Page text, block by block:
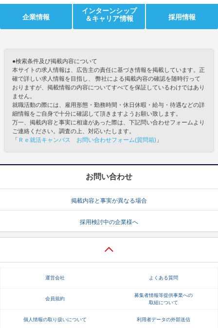
企業情報
インターンシップ
＆キャリア情報
採用情報
●検索条件及び掲載内容について
本サイトの求人情報は、広告主の責任に基づき情報を掲載しています。正
確で詳しい求人情報を目指し、 弊社による掲載内容の確認を随時行って
おりますが、掲載情報の内容についてすべてを保証しているわけではあり
ません。
就職活動の際には、雇用形態・勤務時間・休日休暇・給与・待遇などの詳
細情報をご自身で十分に確認して頂きますようお願い致します。
万一、掲載内容と事実に相違があった際は、下記問い合わせフォームより
ご連絡ください。調査の上、対応いたします。
「 Ｒｅ就活キャンパス お問い合わせフォーム(質問箱) 」
お問い合わせ
掲載内容と事実が異なる場合
採用検討中の企業様へ
運営会社 よくある質問
会員規約
募集者情報等提供事業への
取組について
個人情報の取り扱いについて 利用者データの外部送信